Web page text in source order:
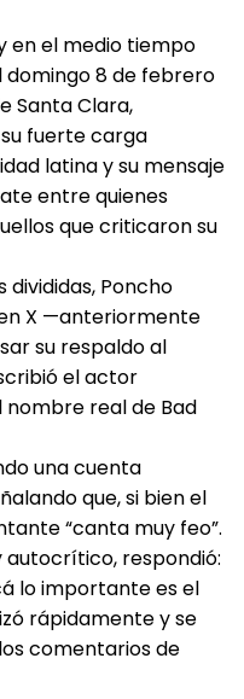
en el medio tiempo
domingo 8 de febrero
Santa Clara,
fuerte carga
latina y su mensaje
entre quienes
que criticaron su
divididas, Poncho
X —anteriormente
su respaldo al
el actor
nombre real de Bad
una cuenta
que, si bien el
“canta muy feo”.
autocrítico, respondió:
lo importante es el
rápidamente y se
comentarios de